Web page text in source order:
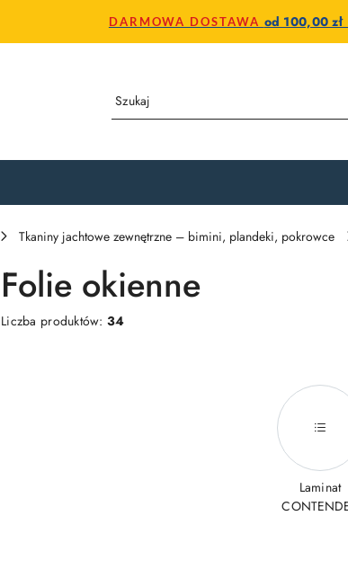
DARMOWA DOSTAWA od 100,00
Tkaniny jachtowe zewnętrzne – bimini, plandeki, pokrowce
Folie okienne
Liczba produktów:34
Laminat